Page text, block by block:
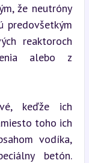
že neutróny
predovšetkým
reaktoroch
alebo z
keďže ich
toho ich
vodíka,
betón.